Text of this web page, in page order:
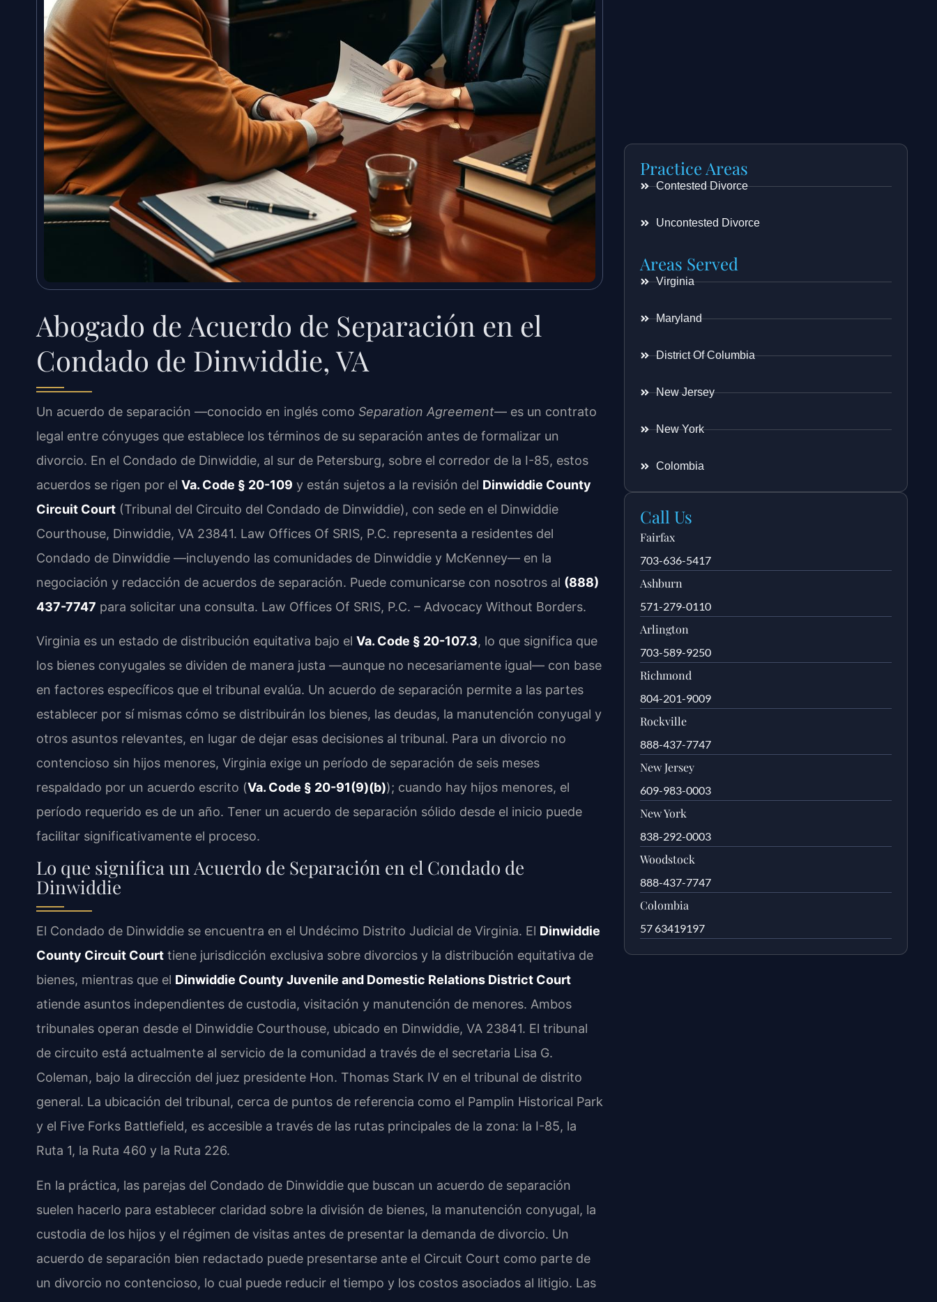
Abogado de Acuerdo de Separación en el
Condado de Dinwiddie, VA
Un acuerdo de separación —conocido en inglés como Separation Agreement— es un contrato
legal entre cónyuges que establece los términos de su separación antes de formalizar un
divorcio. En el Condado de Dinwiddie, al sur de Petersburg, sobre el corredor de la I-85, estos
acuerdos se rigen por el Va. Code § 20-109 y están sujetos a la revisión del Dinwiddie County
Circuit Court (Tribunal del Circuito del Condado de Dinwiddie), con sede en el Dinwiddie
Courthouse, Dinwiddie, VA 23841. Law Offices Of SRIS, P.C. representa a residentes del
Condado de Dinwiddie —incluyendo las comunidades de Dinwiddie y McKenney— en la
negociación y redacción de acuerdos de separación. Puede comunicarse con nosotros al (888)
437-7747 para solicitar una consulta. Law Offices Of SRIS, P.C. – Advocacy Without Borders.
Virginia es un estado de distribución equitativa bajo el Va. Code § 20-107.3, lo que significa que
los bienes conyugales se dividen de manera justa —aunque no necesariamente igual— con base
en factores específicos que el tribunal evalúa. Un acuerdo de separación permite a las partes
establecer por sí mismas cómo se distribuirán los bienes, las deudas, la manutención conyugal y
otros asuntos relevantes, en lugar de dejar esas decisiones al tribunal. Para un divorcio no
contencioso sin hijos menores, Virginia exige un período de separación de seis meses
respaldado por un acuerdo escrito (Va. Code § 20-91(9)(b)); cuando hay hijos menores, el
período requerido es de un año. Tener un acuerdo de separación sólido desde el inicio puede
facilitar significativamente el proceso.
Lo que significa un Acuerdo de Separación en el Condado de
Dinwiddie
El Condado de Dinwiddie se encuentra en el Undécimo Distrito Judicial de Virginia. El Dinwiddie
County Circuit Court tiene jurisdicción exclusiva sobre divorcios y la distribución equitativa de
bienes, mientras que el Dinwiddie County Juvenile and Domestic Relations District Court
atiende asuntos independientes de custodia, visitación y manutención de menores. Ambos
tribunales operan desde el Dinwiddie Courthouse, ubicado en Dinwiddie, VA 23841. El tribunal
de circuito está actualmente al servicio de la comunidad a través de el secretaria Lisa G.
Coleman, bajo la dirección del juez presidente Hon. Thomas Stark IV en el tribunal de distrito
general. La ubicación del tribunal, cerca de puntos de referencia como el Pamplin Historical Park
y el Five Forks Battlefield, es accesible a través de las rutas principales de la zona: la I-85, la
Ruta 1, la Ruta 460 y la Ruta 226.
En la práctica, las parejas del Condado de Dinwiddie que buscan un acuerdo de separación
suelen hacerlo para establecer claridad sobre la división de bienes, la manutención conyugal, la
custodia de los hijos y el régimen de visitas antes de presentar la demanda de divorcio. Un
acuerdo de separación bien redactado puede presentarse ante el Circuit Court como parte de
un divorcio no contencioso, lo cual puede reducir el tiempo y los costos asociados al litigio. Las
Practice Areas
Contested Divorce
Uncontested Divorce
Areas Served
Virginia
Maryland
District Of Columbia
New Jersey
New York
Colombia
Call Us
Fairfax
703-636-5417
Ashburn
571-279-0110
Arlington
703-589-9250
Richmond
804-201-9009
Rockville
888-437-7747
New Jersey
609-983-0003
New York
838-292-0003
Woodstock
888-437-7747
Colombia
57 63419197